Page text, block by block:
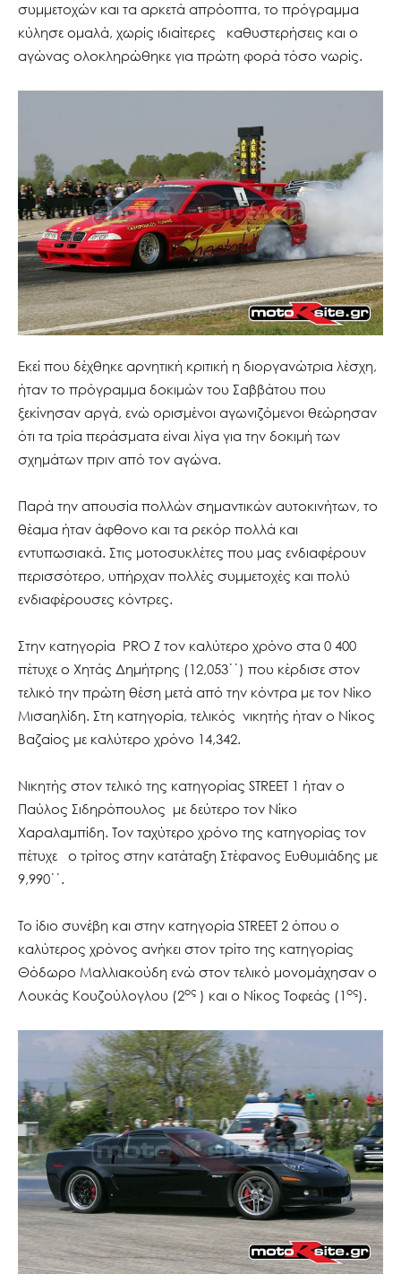
συμμετοχών και τα αρκετά απρόοπτα, το πρόγραμμα
κύλησε ομαλά, χωρίς ιδιαίτερες καθυστερήσεις και ο
αγώνας ολοκληρώθηκε για πρώτη φορά τόσο νωρίς.
Εκεί που δέχθηκε αρνητική κριτική η διοργανώτρια λέσχη,
ήταν το πρόγραμμα δοκιμών του Σαββάτου που
ξεκίνησαν αργά, ενώ ορισμένοι αγωνιζόμενοι θεώρησαν
ότι τα τρία περάσματα είναι λίγα για την δοκιμή των
σχημάτων πριν από τον αγώνα.
Παρά την απουσία πολλών σημαντικών αυτοκινήτων, το
θέαμα ήταν άφθονο και τα ρεκόρ πολλά και
εντυπωσιακά. Στις μοτοσυκλέτες που μας ενδιαφέρουν
περισσότερο, υπήρχαν πολλές συμμετοχές και πολύ
ενδιαφέρουσες κόντρες.
Στην κατηγορία PRO Z τον καλύτερο χρόνο στα 0 400
πέτυχε ο Χητάς Δημήτρης (12,053΄΄) που κέρδισε στον
τελικό την πρώτη θέση μετά από την κόντρα με τον Νίκο
Μισαηλίδη. Στη κατηγορία, τελικός νικητής ήταν ο Νίκος
Βαζαίος με καλύτερο χρόνο 14,342.
Νικητής στον τελικό της κατηγορίας STREET 1 ήταν ο
Παύλος Σιδηρόπουλος με δεύτερο τον Νίκο
Χαραλαμπίδη. Τον ταχύτερο χρόνο της κατηγορίας τον
πέτυχε ο τρίτος στην κατάταξη Στέφανος Ευθυμιάδης με
9,990΄΄.
Το ίδιο συνέβη και στην κατηγορία STREET 2 όπου ο
καλύτερος χρόνος ανήκει στον τρίτο της κατηγορίας
Θόδωρο Μαλλιακούδη ενώ στον τελικό μονομάχησαν ο
Λουκάς Κουζούλογλου (2ος ) και ο Νίκος Τοφεάς (1 ος).